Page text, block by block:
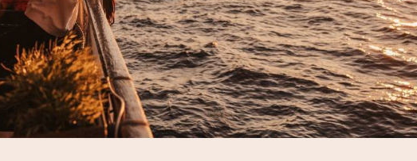
сеты диджеев, танцы под ночным небом и виды,
дыхание. Самый атмосферный способ увидеть